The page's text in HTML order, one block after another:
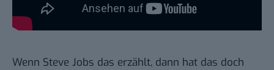
Wenn Steve Jobs das erzählt, dann hat das doch